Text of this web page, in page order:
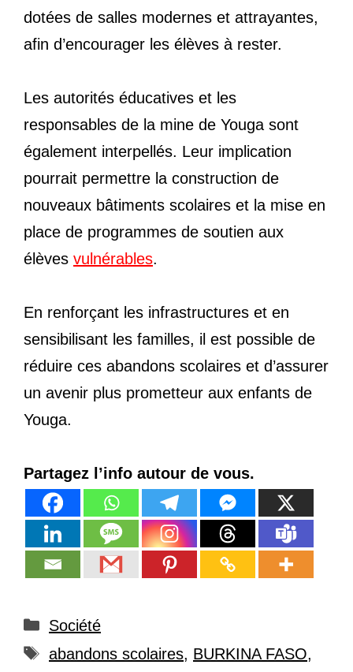
dotées de salles modernes et attrayantes,
afin d’encourager les élèves à rester.
Les autorités éducatives et les
responsables de la mine de Youga sont
également interpellés. Leur implication
pourrait permettre la construction de
nouveaux bâtiments scolaires et la mise en
place de programmes de soutien aux
élèves vulnérables.
En renforçant les infrastructures et en
sensibilisant les familles, il est possible de
réduire ces abandons scolaires et d’assurer
un avenir plus prometteur aux enfants de
Youga.
Partagez l’info autour de vous.
Catégories
Société
Étiquettes
abandons scolaires, BURKINA FASO,